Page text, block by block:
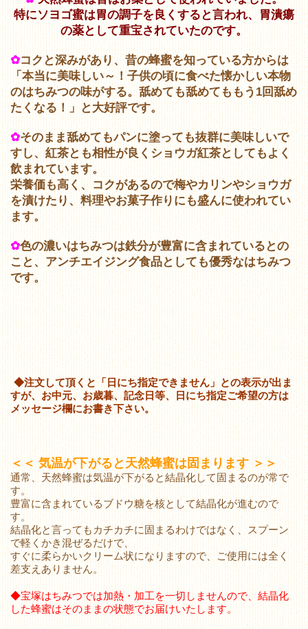
特にソヨゴ蜜は胃の調子を良くすると言われ、胃潰瘍
の薬として重宝されていたのです。
✿コクと深みがあり、昔の蜂蜜を知っている方からは
「本当に美味しい～！子供の頃に食べた懐かしい本物
のはちみつの味がする。舐めても舐めてももう1回舐め
たくなる！」と大好評です。
✿そのまま舐めてもパンに塗っても抜群に美味しいで
すし、紅茶とも相性が良くショウガ紅茶としてもよく
飲まれています。
栄養価も高く、コクがあるので梅やカリンやショウガ
を漬けたり、料理やお菓子作りにも盛んに使われてい
ます。
✿色の濃いはちみつは鉄分が豊富に含まれているとの
こと、アンチエイジング食品としても優秀なはちみつ
です。
◆注文して頂くと「日にち指定できません」との表示が出ま
すが、お中元、お歳暮、記念日等、日にち指定ご希望の方は
メッセージ欄にお書き下さい。
＜＜ 気温が下がると天然蜂蜜は固まります ＞＞
通常、天然蜂蜜は気温が下がると結晶化して固まるのが常で
す。
豊富に含まれているブドウ糖を核として結晶化が進むので
す。
結晶化と言ってもカチカチに固まるわけではなく、スプーン
で軽くかき混ぜるだけで、
すぐに柔らかいクリーム状になりますので、ご使用には全く
差支えありません。
◆宝塚はちみつでは加熱・加工を一切しませんので、結晶化
した蜂蜜はそのままの状態でお届けいたします。